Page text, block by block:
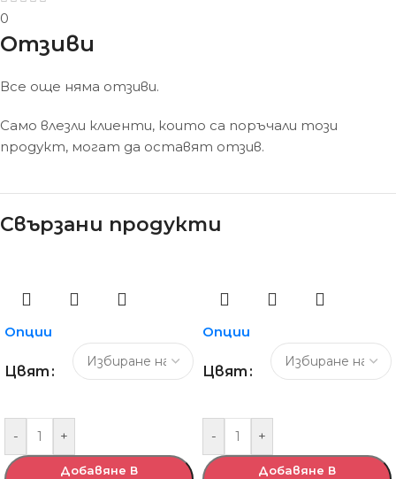
0
Отзиви
Все още няма отзиви.
Само влезли клиенти, които са поръчали този
продукт, могат да оставят отзив.
Свързани продукти
Опции
Цвят
- +
Добавяне В
Опции
Цвят
- +
Добавяне В